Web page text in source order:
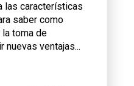
las características
saber como
la toma de
ventajas...